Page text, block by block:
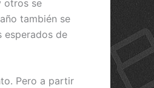
otros se
también se
esperados de
Pero a partir